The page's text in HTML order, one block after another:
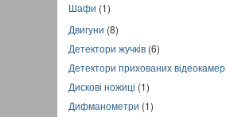
Шафи (1)
Двигуни (8)
Детектори жучків (6)
Детектори прихованих відеокамер
Дискові ножиці (1)
Дифманометри (1)